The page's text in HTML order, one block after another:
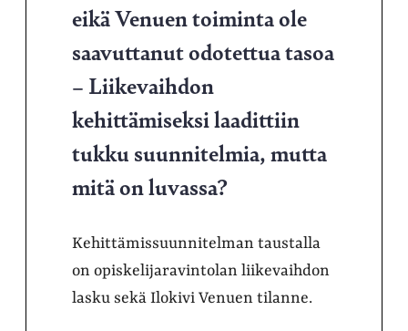
eikä Venuen toiminta ole
saavuttanut odotettua tasoa
– Liikevaihdon
kehittämiseksi laadittiin
tukku suunnitelmia, mutta
mitä on luvassa?
Kehittämissuunnitelman taustalla
on opiskelijaravintolan liikevaihdon
lasku sekä Ilokivi Venuen tilanne.